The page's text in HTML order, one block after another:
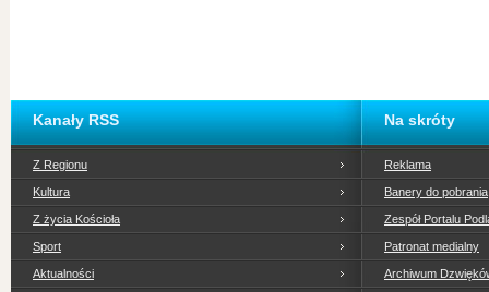
Kanały RSS
Z Regionu
Kultura
Z życia Kościoła
Sport
Aktualności
Na skróty
Reklama
Banery do pobrania
Zespół Portalu
Patronat medialny
Archiwum